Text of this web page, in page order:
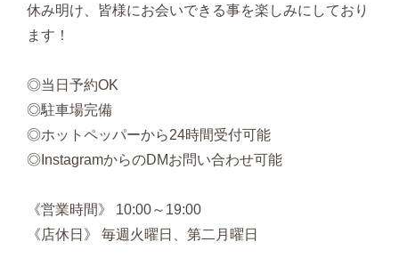
休み明け、皆様にお会いできる事を楽しみにしており
ます！
◎当日予約OK
◎駐車場完備
◎ホットペッパーから24時間受付可能
◎InstagramからのDMお問い合わせ可能
《営業時間》 10:00～19:00
《店休日》 毎週火曜日、第二月曜日